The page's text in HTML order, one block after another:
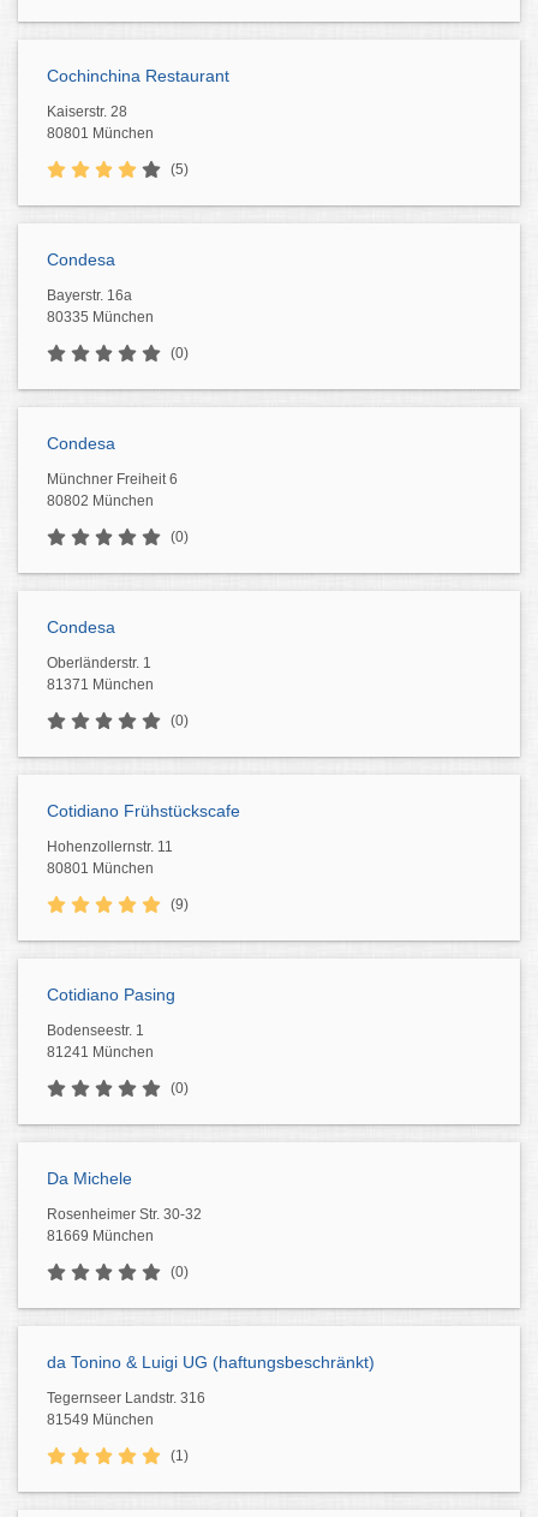
Cochinchina Restaurant
Kaiserstr. 28
80801 München
(5)
Condesa
Bayerstr. 16a
80335 München
(0)
Condesa
Münchner Freiheit 6
80802 München
(0)
Condesa
Oberländerstr. 1
81371 München
(0)
Cotidiano Frühstückscafe
Hohenzollernstr. 11
80801 München
(9)
Cotidiano Pasing
Bodenseestr. 1
81241 München
(0)
Da Michele
Rosenheimer Str. 30-32
81669 München
(0)
da Tonino & Luigi UG (haftungsbeschränkt)
Tegernseer Landstr. 316
81549 München
(1)